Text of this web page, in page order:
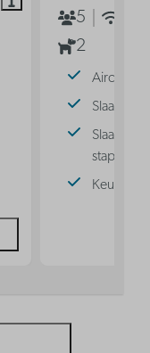
5
2
stapelbed
Keuken